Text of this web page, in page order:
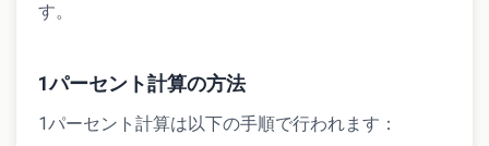
す。
1パーセント計算の方法
1パーセント計算は以下の手順で行われます：